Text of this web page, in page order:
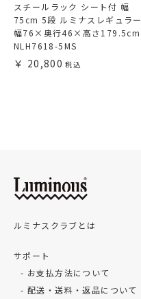
スチールラック シート付 幅
75cm 5段 ルミナスレギュラー
幅76×奥行46×高さ179.5cm
NLH7618-5MS
20,800
ルミナスクラブとは
サポート
お支払方法について
配送・送料・返品について